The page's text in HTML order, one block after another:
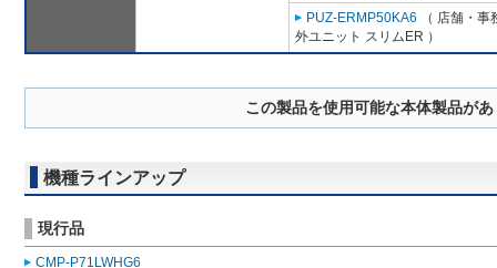
PUZ-ERMP50KA6 （ 店舗・
外ユニット スリムER ）
この製品を使用可能な本体製品が
機種ラインアップ
現行品
CMP-P71LWHG6